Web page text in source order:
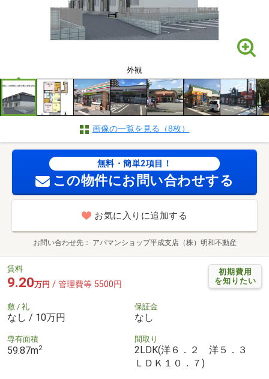
外観
画像の一覧を見る（8枚）
無料・簡単2項目！
この物件にお問い合わせする
お気に入りに追加する
お問い合わせ先 アパマンショップ平成支店（株）明和不動産
初期費用
を知りたい
賃料
9.20万円 / 管理費等 5500円
敷 / 礼
なし / 10万円
保証金
なし
専有面積
59.87m2
間取り
2LDK(洋６．２ 洋５．３
ＬＤＫ１０．７)